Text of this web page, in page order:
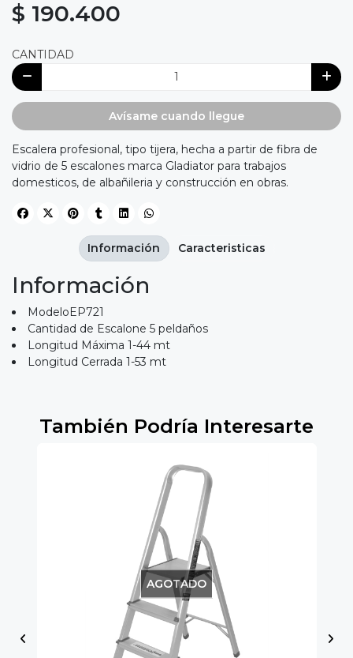
$ 190.400
CANTIDAD
Avísame cuando llegue
Escalera profesional, tipo tijera, hecha a partir de fibra de
vidrio de 5 escalones marca Gladiator para trabajos
domesticos, de albañileria y construcción en obras.
Información
ModeloEP721
Cantidad de Escalone 5 peldaños
Longitud Máxima 1-44 mt
Longitud Cerrada 1-53 mt
Información Caracteristicas
También Podría Interesarte
AGOTADO